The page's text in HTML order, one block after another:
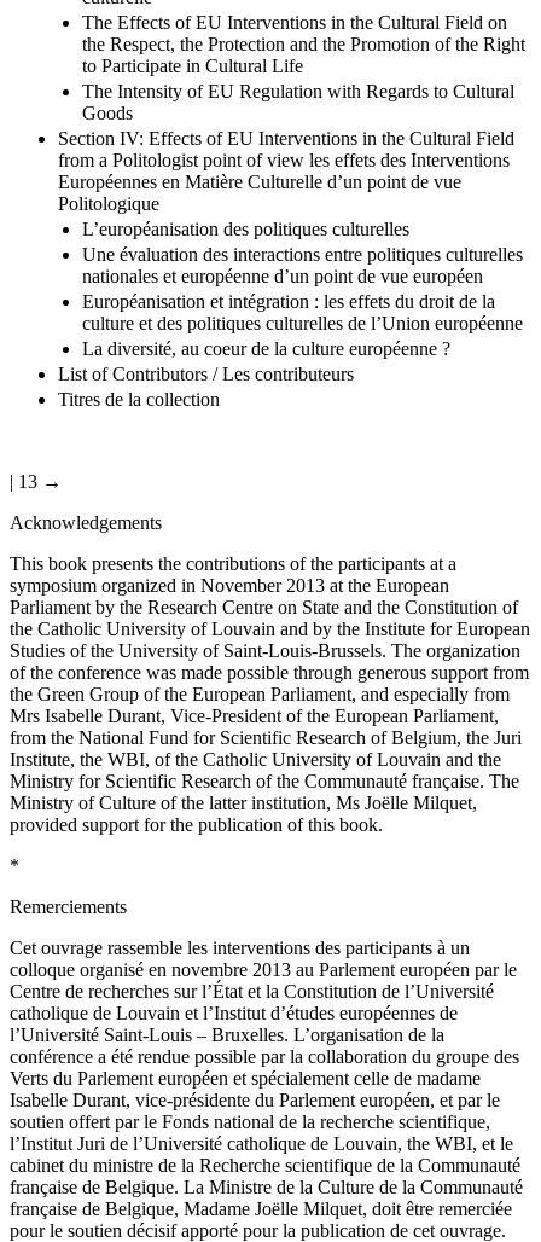
The Effects of EU Interventions in the Cultural Field on
the Respect, the Protection and the Promotion of the Right
to Participate in Cultural Life
The Intensity of EU Regulation with Regards to Cultural
Goods
Section IV: Effects of EU Interventions in the Cultural Field
from a Politologist point of view les effets des Interventions
Européennes en Matière Culturelle d’un point de vue
Politologique
L’européanisation des politiques culturelles
Une évaluation des interactions entre politiques culturelles
nationales et européenne d’un point de vue européen
Européanisation et intégration : les effets du droit de la
culture et des politiques culturelles de l’Union européenne
La diversité, au coeur de la culture européenne ?
List of Contributors / Les contributeurs
Titres de la collection
| 13 →
Acknowledgements
This book presents the contributions of the participants at a
symposium organized in November 2013 at the European
Parliament by the Research Centre on State and the Constitution of
the Catholic University of Louvain and by the Institute for European
Studies of the University of Saint-Louis-Brussels. The organization
of the conference was made possible through generous support from
the Green Group of the European Parliament, and especially from
Mrs Isabelle Durant, Vice-President of the European Parliament,
from the National Fund for Scientific Research of Belgium, the Juri
Institute, the WBI, of the Catholic University of Louvain and the
Ministry for Scientific Research of the Communauté française. The
Ministry of Culture of the latter institution, Ms Joëlle Milquet,
provided support for the publication of this book.
*
Remerciements
Cet ouvrage rassemble les interventions des participants à un
colloque organisé en novembre 2013 au Parlement européen par le
Centre de recherches sur l’État et la Constitution de l’Université
catholique de Louvain et l’Institut d’études européennes de
l’Université Saint-Louis – Bruxelles. L’organisation de la
conférence a été rendue possible par la collaboration du groupe des
Verts du Parlement européen et spécialement celle de madame
Isabelle Durant, vice-présidente du Parlement européen, et par le
soutien offert par le Fonds national de la recherche scientifique,
l’Institut Juri de l’Université catholique de Louvain, the WBI, et le
cabinet du ministre de la Recherche scientifique de la Communauté
française de Belgique. La Ministre de la Culture de la Communauté
française de Belgique, Madame Joëlle Milquet, doit être remerciée
pour le soutien décisif apporté pour la publication de cet ouvrage.